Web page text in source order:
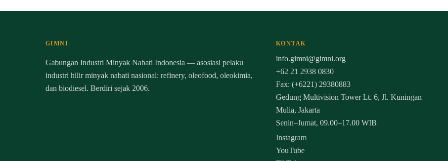
GIMNI
Gabungan Industri Minyak Nabati Indonesia — asosiasi pelaku
industri hilir minyak nabati nasional: refinery, oleofood, oleokimia,
dan biodiesel. Berdiri sejak 2006.
KONTAK
info.gimni@gimni.org
+62 21 2938 0830
Fax: (+6221) 29380883
Gedung Multivision Tower Lt. 6, Jl. Kuningan
Mulia, Jakarta
Senin–Jumat, 09.00–17.00 WIB
Instagram
YouTube